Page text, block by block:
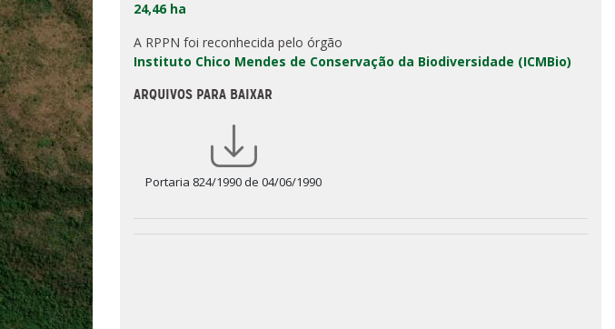
24,46 ha
A RPPN foi reconhecida pelo órgão
Instituto Chico Mendes de Conservação da Biodiversidade (ICMBio)
ARQUIVOS PARA BAIXAR
Portaria 824/1990 de 04/06/1990